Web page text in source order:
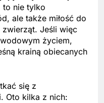
to nie tylko
ale także miłość do
Jeśli więc
życiem,
krainą obiecanych
się z
Oto kilka z nich: